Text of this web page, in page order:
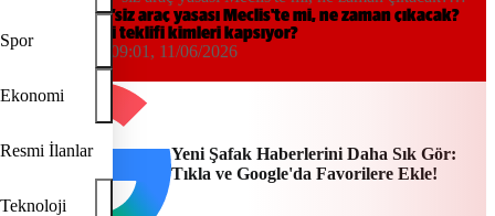
Spor
Ekonomi
Resmi İlanlar
Teknoloji
ÖTV muafiyeti teklifi kimleri kapsıyor?
Emekliye ÖTV’siz araç yasası Meclis'te mi, ne zaman çıkacak?
ÖTV muafiyeti teklifi kimleri kapsıyor?
Tuğba Güner
09:01, 11/06/2026
Yeni Şafak Haberlerini Daha Sık Gör:
Tıkla ve Google'da Favorilere Ekle!